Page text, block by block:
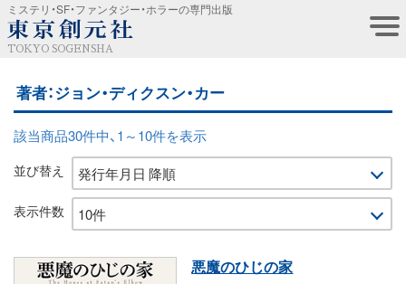
ミステリ・SF・ファンタジー・ホラーの専門出版
TOKYO SOGENSHA
著者：ジョン・ディクスン・カー
該当商品30件中、1～10件を表示
並び替え
表示件数
悪魔のひじの家